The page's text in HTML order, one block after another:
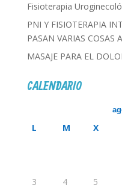
Fisioterapia
PNI Y FISIOTERAPIA
PASAN VARIAS COSAS
MASAJE PARA EL
CALENDARIO
L M X
3 4 5